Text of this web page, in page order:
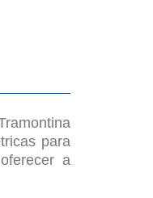
para
a